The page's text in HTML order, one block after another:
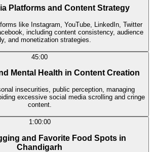
Platforms and Content Strategy
like Instagram, YouTube, LinkedIn, Twitter
including content consistency, audience
and monetization strategies.
45:00
Mental Health in Content Creation
insecurities, public perception, managing
excessive social media scrolling and cringe
content.
1:00:00
and Favorite Food Spots in
Chandigarh